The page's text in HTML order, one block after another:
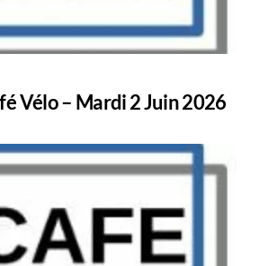
Vélo – Mardi 2 Juin 2026